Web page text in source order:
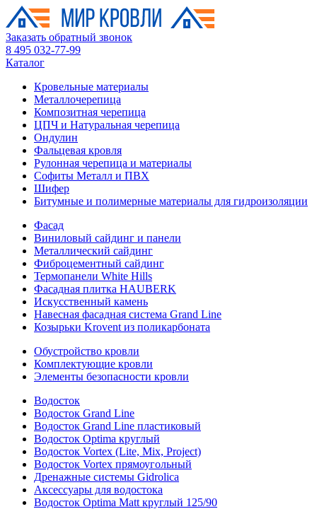
Заказать обратный звонок
8 495 032-77-99
Каталог
Кровельные материалы
Металлочерепица
Композитная черепица
ЦПЧ и Натуральная черепица
Ондулин
Фальцевая кровля
Рулонная черепица и материалы
Софиты Металл и ПВХ
Шифер
Битумные и полимерные материалы для гидроизоляции
Фасад
Виниловый сайдинг и панели
Металлический сайдинг
Фиброцементный сайдинг
Термопанели White Hills
Фасадная плитка HAUBERK
Искусственный камень
Навесная фасадная система Grand Line
Козырьки Krovent из поликарбоната
Обустройство кровли
Комплектующие кровли
Элементы безопасности кровли
Водосток
Водосток Grand Line
Водосток Grand Line пластиковый
Водосток Optima круглый
Водосток Vortex (Lite, Mix, Project)
Водосток Vortex прямоугольный
Дренажные системы Gidrolica
Аксессуары для водостока
Водосток Optima Matt круглый 125/90